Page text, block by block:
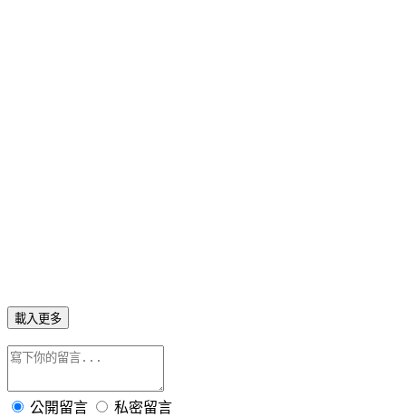
載入更多
公開留言 私密留言